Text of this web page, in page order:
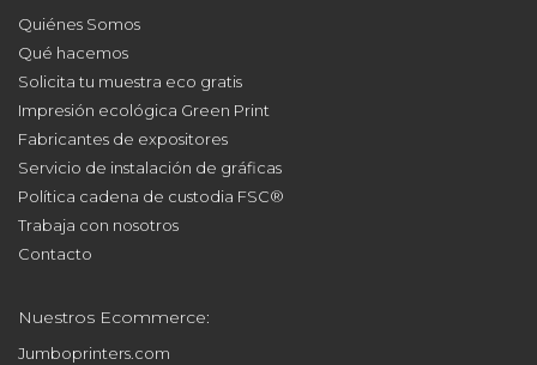
Quiénes Somos
Qué hacemos
Solicita tu muestra eco gratis
Impresión ecológica Green Print
Fabricantes de expositores
Servicio de instalación de gráficas
Política cadena de custodia FSC®
Trabaja con nosotros
Contacto
Nuestros Ecommerce:
Jumboprinters.com